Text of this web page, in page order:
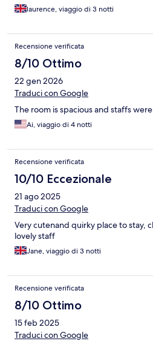
laurence, viaggio di 3 notti
Recensione verificata
8/10 Ottimo
22 gen 2026
Traduci con Google
The room is spacious and staffs
Ai, viaggio di 4 notti
Recensione verificata
10/10 Eccezionale
21 ago 2025
Traduci con Google
Very cutenand quirky place to stay,
lovely staff
Jane, viaggio di 3 notti
Recensione verificata
8/10 Ottimo
15 feb 2025
Traduci con Google